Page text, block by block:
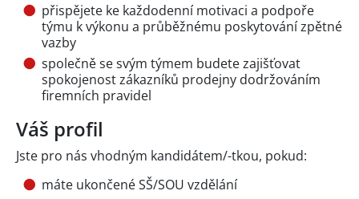
přispějete ke každodenní motivaci a podpoře
týmu k výkonu a průběžnému poskytování zpětné
vazby
společně se svým týmem budete zajišťovat
spokojenost zákazníků prodejny dodržováním
firemních pravidel
Váš profil
Jste pro nás vhodným kandidátem/-tkou, pokud:
máte ukončené SŠ/SOU vzdělání